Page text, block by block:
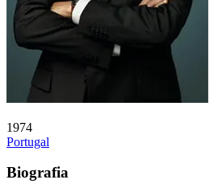
1974
Portugal
Biografia